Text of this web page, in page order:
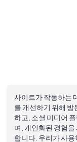
사이트가 작동하는
를 개선하기 위해
하고, 소셜 미디어
며, 개인화된 경험
합니다. 우리가 사